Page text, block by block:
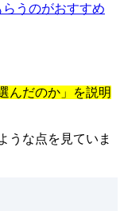
うのがおすすめ
んだのか」を説明
うな点を見ていま